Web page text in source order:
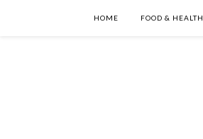
HOME FOOD & HEALTH